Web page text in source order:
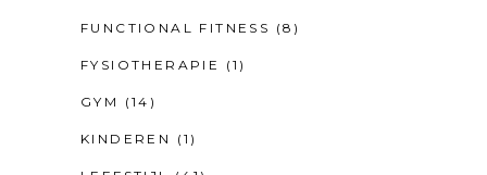
FUNCTIONAL FITNESS (8)
FYSIOTHERAPIE (1)
GYM (14)
KINDEREN (1)